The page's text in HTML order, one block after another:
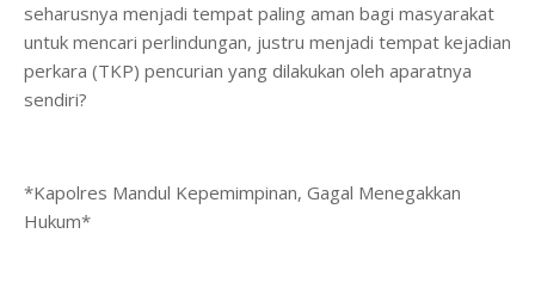
seharusnya menjadi tempat paling aman bagi masyarakat
untuk mencari perlindungan, justru menjadi tempat kejadian
perkara (TKP) pencurian yang dilakukan oleh aparatnya
sendiri?
*Kapolres Mandul Kepemimpinan, Gagal Menegakkan
Hukum*